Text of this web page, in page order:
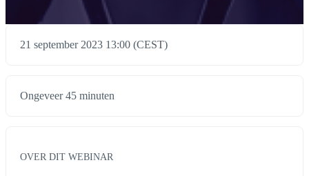
21 september 2023 13:00 (CEST)
Ongeveer 45 minuten
OVER DIT WEBINAR